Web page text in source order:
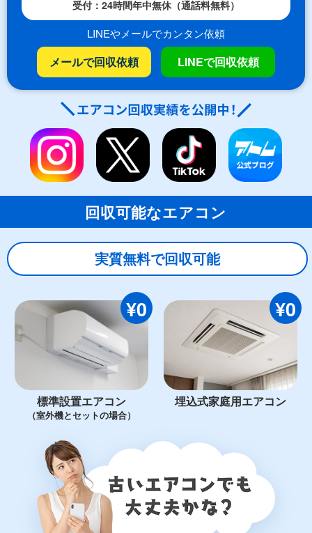
受付：24時間年中無休（通話料無料）
LINEやメールでカンタン依頼
メールで回収依頼 LINEで回収依頼
回収可能なエアコン
実質無料で回収可能
¥0
標準設置エアコン
（室外機とセットの場合）
¥0
埋込式家庭用エアコン